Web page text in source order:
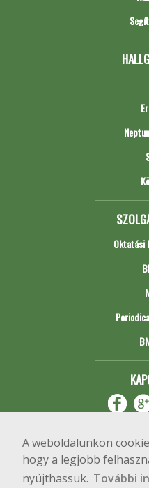
A weboldalunkon
hogy a legjobb
nyújthassuk. További
Oktatási